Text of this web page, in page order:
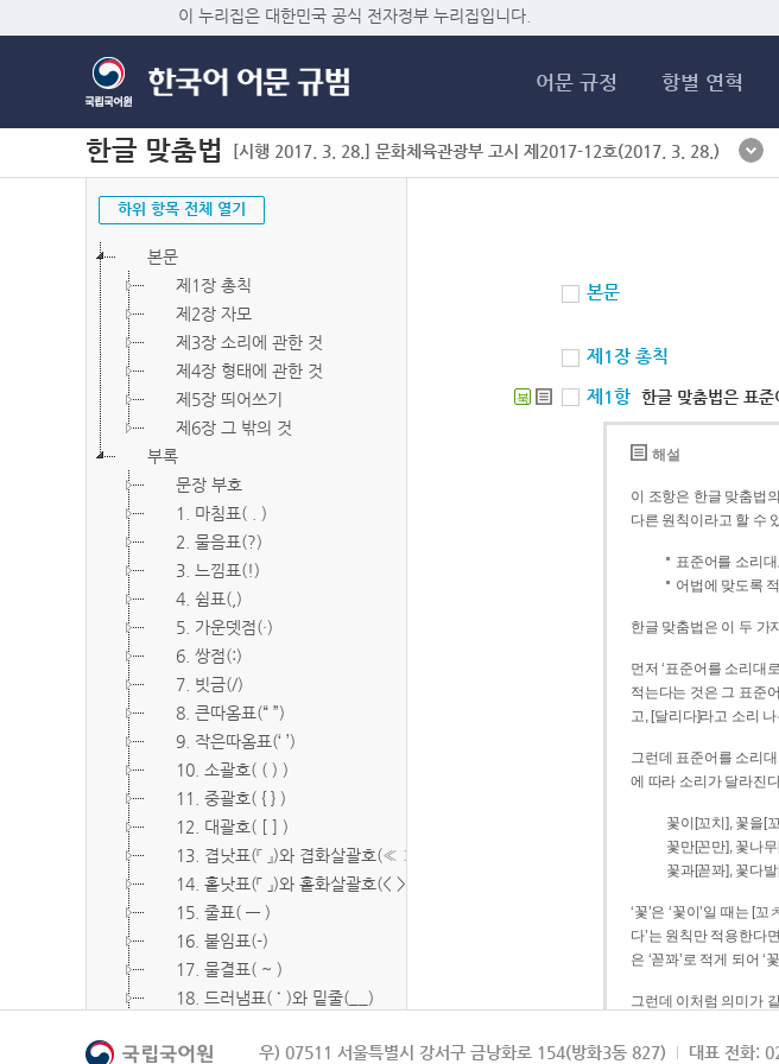
이 누리집은 대한민국 공식 전자정부 누리집입니다.
어문 규정 항별 연혁
한글 맞춤법 [시행 2017. 3. 28.] 문화체육관광부 고시 제2017-12호(2017. 3. 28.)
하위 항목 전체 열기
본문
제1장 총칙
제2장 자모
제3장 소리에 관한 것
제4장 형태에 관한 것
제5장 띄어쓰기
제6장 그 밖의 것
부록
문장 부호
1. 마침표( . )
2. 물음표(?)
3. 느낌표(!)
4. 쉼표(,)
5. 가운뎃점(·)
6. 쌍점(:)
7. 빗금(/)
8. 큰따옴표(“ ”)
9. 작은따옴표(‘ ’)
10. 소괄호( ( ) )
11. 중괄호( { } )
12. 대괄호( [ ] )
13. 겹낫표(『 』)와 겹화살괄호(≪ ≫)
14. 홑낫표(「 」)와 홑화살괄호(< >)
15. 줄표( ― )
16. 붙임표(-)
17. 물결표( ~ )
18. 드러냄표( ˙ )와 밑줄(__)
20. 빠짐표( □ )
본문
제1장 총칙
북 제1항 한글 맞춤법은 표
해설
이 조항은 한글 맞춤법
다른 원칙이라고 할 수
표준어를 소리
어법에 맞도록
한글 맞춤법은 이 두 가
먼저 ‘표준어를 소리대
적는다는 것은 그 표준어를 적을 때 발음에
고, [달리다]라고 소리
그런데 표준어를 소리
에 따라 소리가 달라진
꽃이[꼬치], 꽃을[
꽃만[꼰만], 꽃나
꽃과[꼳꽈], 꽃다
‘꽃’은 ‘꽃이’일 때는 [
다’는 원칙만 적용한다면, [꼬치]로 소리 나는 말
은 ‘꼳꽈’로 적게 되어
그런데 이처럼 의미가
되게 적는 것이 의미를
우) 07511 서울특별시 강서구 금낭화로 154(방화3동 827) 대표 전화: